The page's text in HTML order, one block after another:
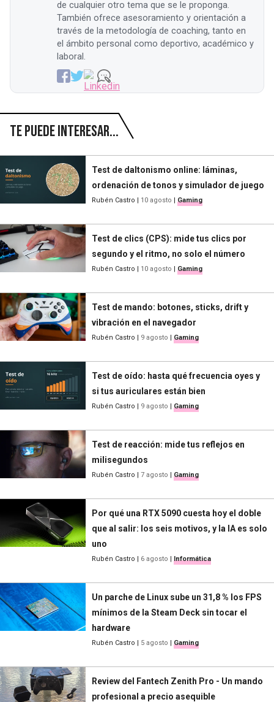
de cualquier otro tema que se le proponga.
También ofrece asesoramiento y orientación a
través de la metodología de coaching, tanto en
el ámbito personal como deportivo, académico y
laboral.
Te puede interesar...
Test de daltonismo online: láminas,
ordenación de tonos y simulador de juego
Rubén Castro | 10 agosto | Gaming
Test de clics (CPS): mide tus clics por
segundo y el ritmo, no solo el número
Rubén Castro | 10 agosto | Gaming
Test de mando: botones, sticks, drift y
vibración en el navegador
Rubén Castro | 9 agosto | Gaming
Test de oído: hasta qué frecuencia oyes y
si tus auriculares están bien
Rubén Castro | 9 agosto | Gaming
Test de reacción: mide tus reflejos en
milisegundos
Rubén Castro | 7 agosto | Gaming
Por qué una RTX 5090 cuesta hoy el doble
que al salir: los seis motivos, y la IA es solo
uno
Rubén Castro | 6 agosto | Informática
Un parche de Linux sube un 31,8 % los FPS
mínimos de la Steam Deck sin tocar el
hardware
Rubén Castro | 5 agosto | Gaming
Review del Fantech Zenith Pro - Un mando
profesional a precio asequible